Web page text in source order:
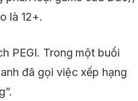
là 12+.
PEGI. Trong một buổi
đã gọi việc xếp hạng